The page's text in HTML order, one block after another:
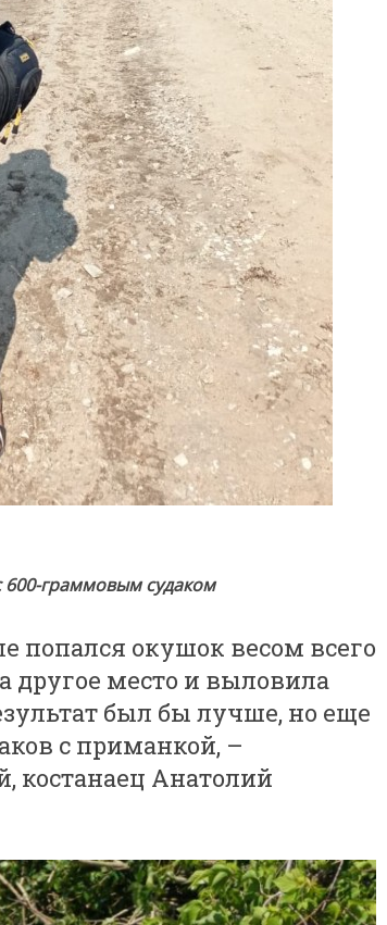
600-граммовым судаком
попался окушок весом всего
другое место и выловила
был бы лучше, но еще
с приманкой, –
костанаец Анатолий